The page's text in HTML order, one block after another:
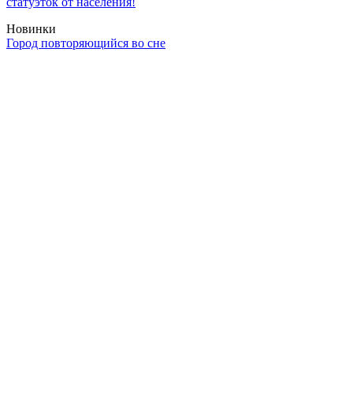
Новинки
Город повторяющийся во сне